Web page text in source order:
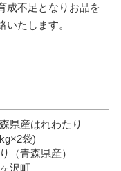
成不足となりお品を
たします。
県産はれわたり
袋)
（青森県産）
沢町